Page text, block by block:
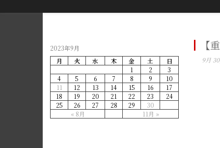
【
9月
2023年9月
月
火 水 木 金 土 日
« 8月 11月 »
1 2
3
4
5 6 7 8 9
10
11
12 13 14 15 16
17
18
19 20 21 22 23
24
25
26 27 28 29 30